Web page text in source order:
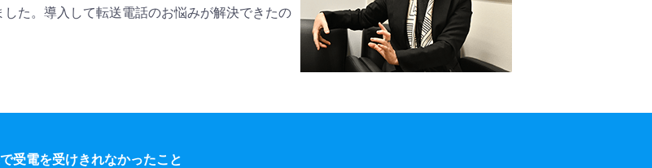
た。導入して転送電話のお悩みが解決できたの
受電を受けきれなかったこと